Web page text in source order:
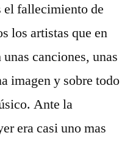
el fallecimiento de
los artistas que en
canciones, unas
imagen y sobre todo
Ante la
era casi uno mas